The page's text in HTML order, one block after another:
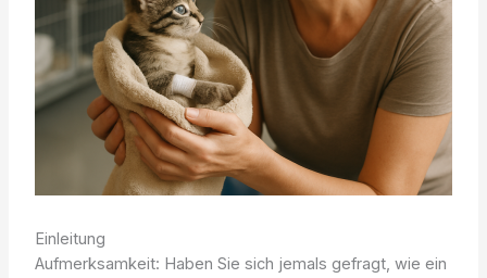
Einleitung
Aufmerksamkeit: Haben Sie sich jemals gefragt, wie ein